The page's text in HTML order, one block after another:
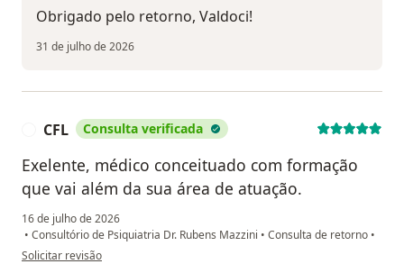
Obrigado pelo retorno, Valdoci!
31 de julho de 2026
CFL Consulta verificada
Exelente, médico conceituado com formação
que vai além da sua área de atuação.
16 de julho de 2026
• Consultório de Psiquiatria Dr. Rubens Mazzini • Consulta de retorno •
na opinião do utilizador CFL
Solicitar revisão